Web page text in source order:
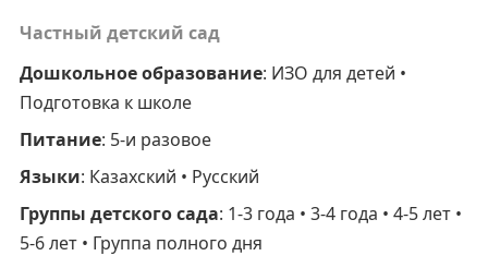
Частный детский сад
Дошкольное образование: ИЗО для детей •
Подготовка к школе
Питание: 5-и разовое
Языки: Казахский • Русский
Группы детского сада: 1-3 года • 3-4 года • 4-5 лет •
5-6 лет • Группа полного дня